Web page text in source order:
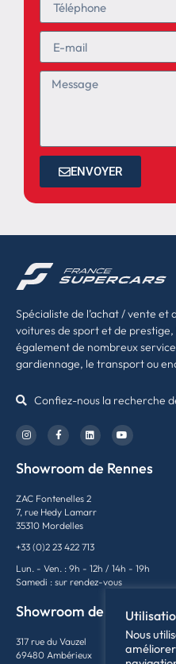
ENVOYER
Spécialiste de l’achat / vente et
voitures de sport et de
également de nombreux
gardiennage, le transport ou
Confiez-nous la recherche
Showroom de Rennes
ZAC Fontenelles 2
7, rue Hedy Lamarr
35310 Mordelles
+33 (0)2 23 422 713
Lun. - Ven. : 9h - 12h / 14h - 19h
Samedi : sur rendez-vous
Showroom de Lyon
317 rue du Vauzel
69480 Ambérieux
Nous